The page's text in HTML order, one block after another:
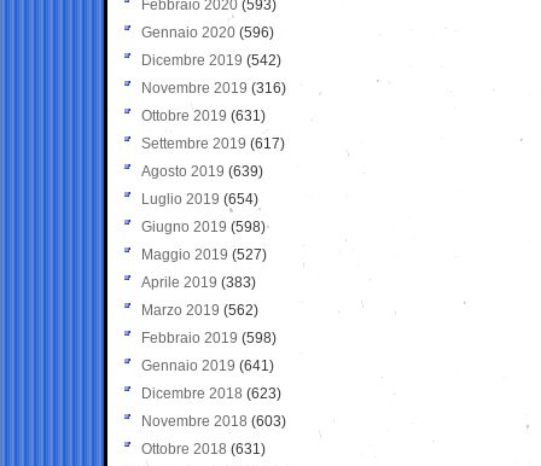
Febbraio 2020 (593)
Gennaio 2020 (596)
Dicembre 2019 (542)
Novembre 2019 (316)
Ottobre 2019 (631)
Settembre 2019 (617)
Agosto 2019 (639)
Luglio 2019 (654)
Giugno 2019 (598)
Maggio 2019 (527)
Aprile 2019 (383)
Marzo 2019 (562)
Febbraio 2019 (598)
Gennaio 2019 (641)
Dicembre 2018 (623)
Novembre 2018 (603)
Ottobre 2018 (631)